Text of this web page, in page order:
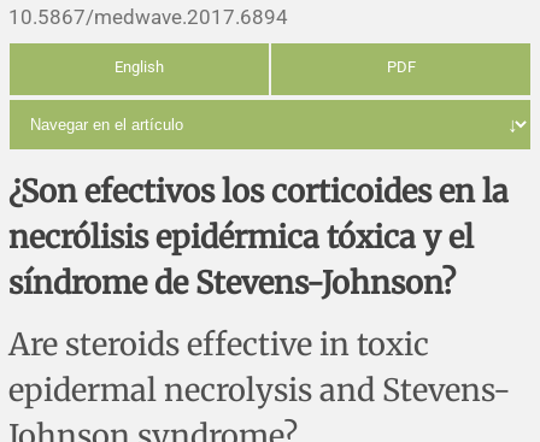
Editoriales
Comentarios
Cartas a los editores
Errata y notas de reserva
Agradecimientos
Impressum
Estudios originales
Estudios cualitativos
Revisiones sistemáticas
Protocolos
Evaluaciones económicas
Análisis
Revisiones clínicas
Artículos de revisión
Notas metodológicas
Comunicaciones breves
Problemas de salud pública
Notas históricas y reseñas
Ensayos
Reporte de caso
Notas técnicas
Práctica clínica
Descripción
Política de cobros
10.5867/medwave.2017.6894
English PDF
¿Son efectivos los corticoides en la
necrólisis epidérmica tóxica y el
síndrome de Stevens-Johnson?
Are steroids effective in toxic
epidermal necrolysis and Stevens-